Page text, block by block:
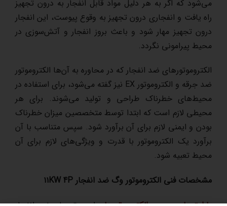
می‌شود که اگر به هر دلیل مواد قابل انفجار به درون تجهیز
راه یافت و انفجاری درون تجهیز به وقوع پیوست، این انفجار
درون تجهیز مهار شود و باعث بروز انفجار و آتش‌سوزی در
محیط پیرامونی نگردد.
الکتروموتورهای ضد انفجار که در محاوره به آن‌ها الکتروموتور
ضد جرقه و الکتروموتور EX نیز گفته می‌شود، برای استفاده در
محیط‌های خطرناک طراحی و تولید می‌شوند. برای هر
محیطی لازم است که ابتدا توسط متخصصین میزان خطرناک
بودن و ایمنی لازم برای آن برآورد شود. سپس متناسب با آن
برآورد یک الکتروموتور با قدرت و ویژگی‌های لازم برای آن
محیط تعبیه شود.
مشخصات فنی الکتروموتور وگ ضد انفجار ۱۱KW 4P